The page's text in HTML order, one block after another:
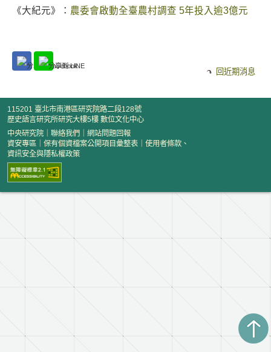
《大紀元》： 農委會啟動全臺農村調查 5年投入逾3億元
回近期消息
115201 臺北市南港區研究院路二段128號
歷史語言研究所研究大樓5樓 數位文化中心
中央研究院
聯絡我們
網站問題回報
資安專區
保有個資檔案公開項目彙整表
使用者條款、
資訊安全與隱私權政策